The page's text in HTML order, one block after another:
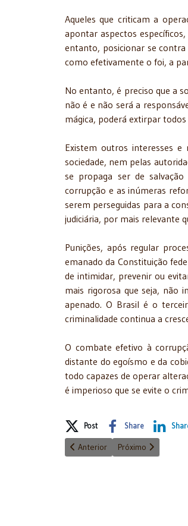
Aqueles que criticam a
apontar aspectos
entanto, posicionar se contra
como efetivamente o foi, a
No entanto, é preciso que a
não é e não será a
mágica, poderá extirpar
Existem outros interesses e
sociedade, nem pelas
se propaga ser de
corrupção e as inúmeras
serem perseguidas para a
judiciária, por mais relevante
Punições, após regular
emanado da Constituição
de intimidar, prevenir ou
mais rigorosa que seja, não
apenado. O Brasil é o
criminalidade continua a
O combate efetivo à
distante do egoísmo e da
todo capazes de operar
é imperioso que se evite o
Share on Social
Post Share
Artigo anterior: O STF e Deus -
Anterior Próximo artigo: O
Próximo